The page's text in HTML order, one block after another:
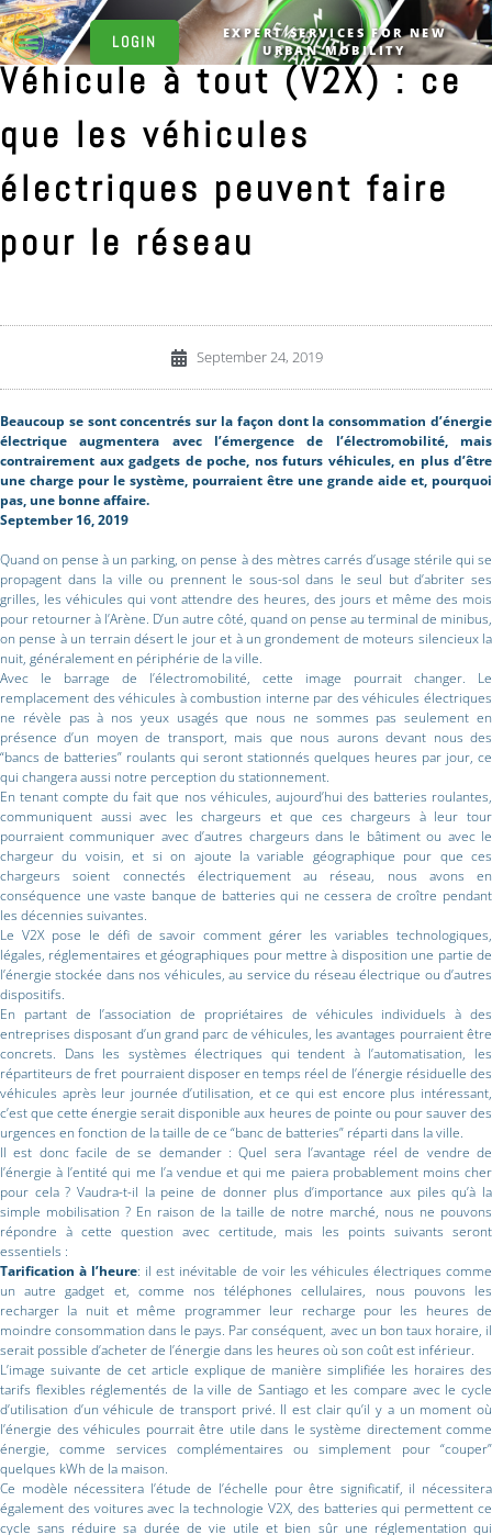
Skip
to
content
LOGIN
EXPERT SERVICES FOR NEW
URBAN MOBILITY
Véhicule à tout (V2X) : ce
que les véhicules
électriques peuvent faire
pour le réseau
September 24, 2019
Beaucoup se sont concentrés sur la façon dont la consommation d’énergie
électrique augmentera avec l’émergence de l’électromobilité, mais
contrairement aux gadgets de poche, nos futurs véhicules, en plus d’être
une charge pour le système, pourraient être une grande aide et, pourquoi
pas, une bonne affaire.
September 16, 2019
Quand on pense à un parking, on pense à des mètres carrés d’usage stérile qui se
propagent dans la ville ou prennent le sous-sol dans le seul but d’abriter ses
grilles, les véhicules qui vont attendre des heures, des jours et même des mois
pour retourner à l’Arène. D’un autre côté, quand on pense au terminal de minibus,
on pense à un terrain désert le jour et à un grondement de moteurs silencieux la
nuit, généralement en périphérie de la ville.
Avec le barrage de l’électromobilité, cette image pourrait changer. Le
remplacement des véhicules à combustion interne par des véhicules électriques
ne révèle pas à nos yeux usagés que nous ne sommes pas seulement en
présence d’un moyen de transport, mais que nous aurons devant nous des
“bancs de batteries” roulants qui seront stationnés quelques heures par jour, ce
qui changera aussi notre perception du stationnement.
En tenant compte du fait que nos véhicules, aujourd’hui des batteries roulantes,
communiquent aussi avec les chargeurs et que ces chargeurs à leur tour
pourraient communiquer avec d’autres chargeurs dans le bâtiment ou avec le
chargeur du voisin, et si on ajoute la variable géographique pour que ces
chargeurs soient connectés électriquement au réseau, nous avons en
conséquence une vaste banque de batteries qui ne cessera de croître pendant
les décennies suivantes.
Le V2X pose le défi de savoir comment gérer les variables technologiques,
légales, réglementaires et géographiques pour mettre à disposition une partie de
l’énergie stockée dans nos véhicules, au service du réseau électrique ou d’autres
dispositifs.
En partant de l’association de propriétaires de véhicules individuels à des
entreprises disposant d’un grand parc de véhicules, les avantages pourraient être
concrets. Dans les systèmes électriques qui tendent à l’automatisation, les
répartiteurs de fret pourraient disposer en temps réel de l’énergie résiduelle des
véhicules après leur journée d’utilisation, et ce qui est encore plus intéressant,
c’est que cette énergie serait disponible aux heures de pointe ou pour sauver des
urgences en fonction de la taille de ce “banc de batteries” réparti dans la ville.
Il est donc facile de se demander : Quel sera l’avantage réel de vendre de
l’énergie à l’entité qui me l’a vendue et qui me paiera probablement moins cher
pour cela ? Vaudra-t-il la peine de donner plus d’importance aux piles qu’à la
simple mobilisation ? En raison de la taille de notre marché, nous ne pouvons
répondre à cette question avec certitude, mais les points suivants seront
essentiels :
Tarification à l’heure: il est inévitable de voir les véhicules électriques comme
un autre gadget et, comme nos téléphones cellulaires, nous pouvons les
recharger la nuit et même programmer leur recharge pour les heures de
moindre consommation dans le pays. Par conséquent, avec un bon taux horaire, il
serait possible d’acheter de l’énergie dans les heures où son coût est inférieur.
L’image suivante de cet article explique de manière simplifiée les horaires des
tarifs flexibles réglementés de la ville de Santiago et les compare avec le cycle
d’utilisation d’un véhicule de transport privé. Il est clair qu’il y a un moment où
l’énergie des véhicules pourrait être utile dans le système directement comme
énergie, comme services complémentaires ou simplement pour “couper”
quelques kWh de la maison.
Ce modèle nécessitera l’étude de l’échelle pour être significatif, il nécessitera
également des voitures avec la technologie V2X, des batteries qui permettent ce
cycle sans réduire sa durée de vie utile et bien sûr une réglementation qui